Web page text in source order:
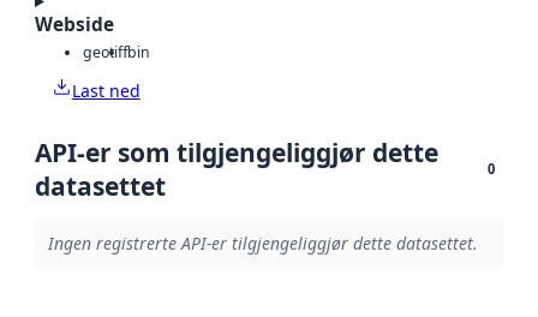
Webside
geotiffbin
Last ned
API-er som tilgjengeliggjør dette
datasettet
0
Ingen registrerte API-er tilgjengeliggjør dette datasettet.